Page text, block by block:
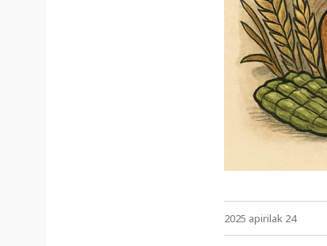
2025 apirilak 24